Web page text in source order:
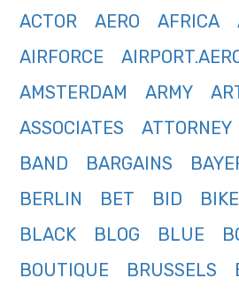
ACTOR
AERO AFRICA
AIRFORCE
AMSTERDAM
ARMY
ASSOCIATES
ATTORNEY
BAND
BARGAINS
BERLIN
BET BID BIKE
BLACK
BLOG BLUE
BOUTIQUE
BRUSSELS